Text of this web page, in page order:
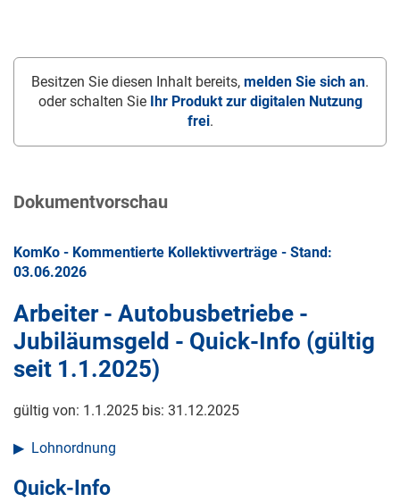
Besitzen Sie diesen Inhalt bereits, melden Sie sich an.
oder schalten Sie
Ihr Produkt zur digitalen Nutzung
frei.
Dokumentvorschau
KomKo - Kommentierte Kollektivverträge - Stand:
03.06.2026
Arbeiter - Autobusbetriebe -
Jubiläumsgeld - Quick-Info (gültig
seit 1.1.2025)
gültig von: 1.1.2025 bis: 31.12.2025
Lohnordnung
Quick-Info